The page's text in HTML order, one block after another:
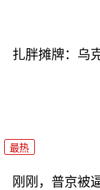
扎胖摊牌：乌
最热
刚刚，普京被